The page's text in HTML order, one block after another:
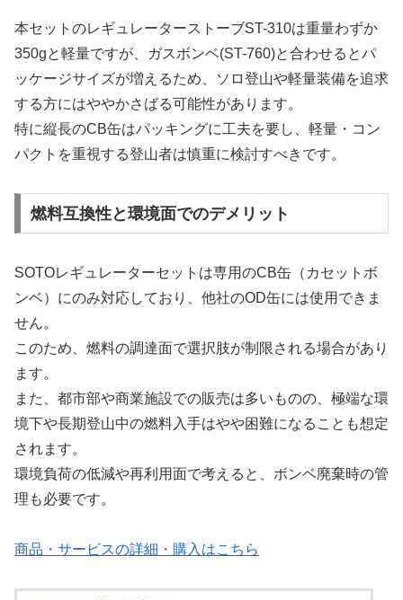
本セットのレギュレーターストーブST-310は重量わずか
350gと軽量ですが、ガスボンベ(ST-760)と合わせるとパ
ッケージサイズが増えるため、ソロ登山や軽量装備を追求
する方にはややかさばる可能性があります。
特に縦長のCB缶はパッキングに工夫を要し、軽量・コン
パクトを重視する登山者は慎重に検討すべきです。
燃料互換性と環境面でのデメリット
SOTOレギュレーターセットは専用のCB缶（カセットボ
ンベ）にのみ対応しており、他社のOD缶には使用できま
せん。
このため、燃料の調達面で選択肢が制限される場合があり
ます。
また、都市部や商業施設での販売は多いものの、極端な環
境下や長期登山中の燃料入手はやや困難になることも想定
されます。
環境負荷の低減や再利用面で考えると、ボンベ廃棄時の管
理も必要です。
商品・サービスの詳細・購入はこちら